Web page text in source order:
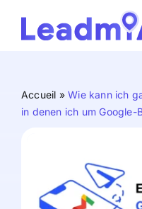
content
Accueil »Wie kann ich
in denen ich um Google-